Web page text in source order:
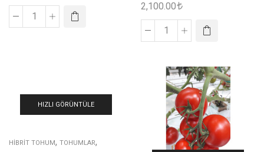
2,100.00
HIZLI GÖRÜNTÜLE
HIBRIT TOHUM, TOHUMLAR,